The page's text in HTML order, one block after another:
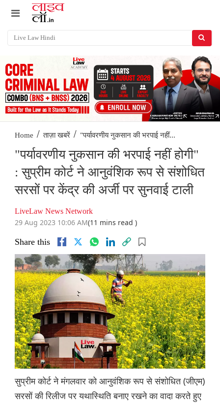
Home / ताज़ा खबरें / "पर्यावरणीय नुकसान की भरपाई नहीं...
"पर्यावरणीय नुकसान की भरपाई नहीं होगी"
: सुप्रीम कोर्ट ने आनुवंशिक रूप से संशोधित
सरसों पर केंद्र की अर्जी पर सुनवाई टाली
LiveLaw News Network
29 Aug 2023 10:06 AM(11 mins read )
Share this
सुप्रीम कोर्ट ने मंगलवार को आनुवंशिक रूप से संशोधित (जीएम)
सरसों की रिलीज पर यथास्थिति बनाए रखने का वादा करते हुए